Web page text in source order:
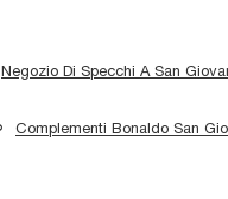
Negozio Di Specchi A San
Complementi Bonaldo San